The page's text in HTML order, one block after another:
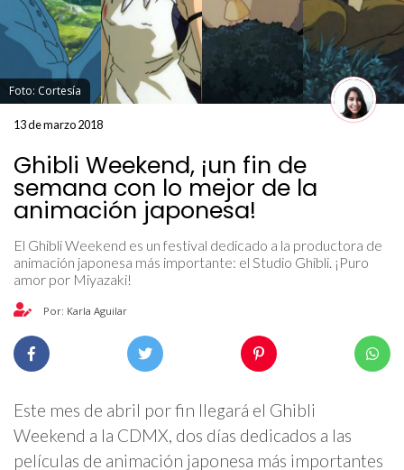
Foto: Cortesía
13 de marzo 2018
Ghibli Weekend, ¡un fin de
semana con lo mejor de la
animación japonesa!
El Ghibli Weekend es un festival dedicado a la productora de
animación japonesa más importante: el Studio Ghibli. ¡Puro
amor por Miyazaki!
Por: Karla Aguilar
Este mes de abril por fin llegará el Ghibli
Weekend a la CDMX, dos días dedicados a las
películas de animación japonesa más importantes